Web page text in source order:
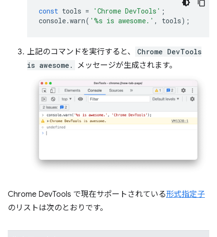
const tools = 'Chrome DevTools' ;
console.warn( '%s is awesome.' , tools);
上記のコマンドを実行すると、
Chrome DevTools
is awesome.
メッセージが生成されます。
Chrome DevTools で現在サポートされている形式指定子
のリストは次のとおりです。